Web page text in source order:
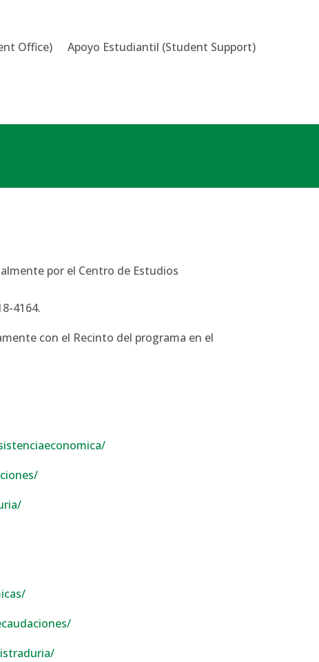
Office) Apoyo Estudiantil (Student Support)
por el Centro de Estudios
4164.
con el Recinto del programa en el